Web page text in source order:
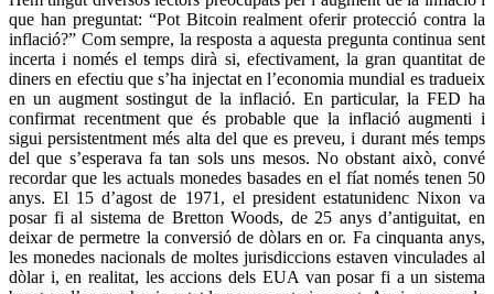
que han preguntat: “Pot Bitcoin realment oferir protecció contra la
inflació?” Com sempre, la resposta a aquesta pregunta continua sent
incerta i només el temps dirà si, efectivament, la gran quantitat de
diners en efectiu que s’ha injectat en l’economia mundial es tradueix
en un augment sostingut de la inflació. En particular, la FED ha
confirmat recentment que és probable que la inflació augmenti i
sigui persistentment més alta del que es preveu, i durant més temps
del que s’esperava fa tan sols uns mesos. No obstant això, convé
recordar que les actuals monedes basades en el fíat només tenen 50
anys. El 15 d’agost de 1971, el president estatunidenc Nixon va
posar fi al sistema de Bretton Woods, de 25 anys d’antiguitat, en
deixar de permetre la conversió de dòlars en or. Fa cinquanta anys,
les monedes nacionals de moltes jurisdiccions estaven vinculades al
dòlar i, en realitat, les accions dels EUA van posar fi a un sistema